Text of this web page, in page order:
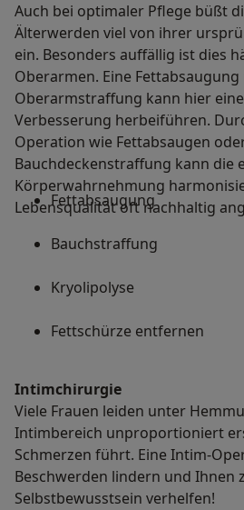
Auch bei optimaler Pflege büßt
Älterwerden viel von ihrer
ein. Besonders auffällig ist dies
Oberarmen. Eine Fettabsaugung
Oberarmstraffung kann hier
Verbesserung herbeiführen.
Operation wie Fettabsaugen
Bauchdeckenstraffung kann die
Körperwahrnehmung
Lebensqualität oft nachhaltig
Fettabsaugung
Bauchstraffung
Kryolipolyse
Fettschürze entfernen
Intimchirurgie
Viele Frauen leiden unter
Intimbereich unproportioniert
Schmerzen führt. Eine Intim-
Beschwerden lindern und Ihnen
Selbstbewusstsein verhelfen!